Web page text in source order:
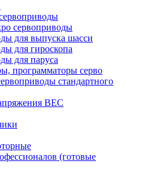
сервоприводы
для выпуска шасси
для гироскопа
для паруса
программаторы серво
стандартного
BEC
(готовые